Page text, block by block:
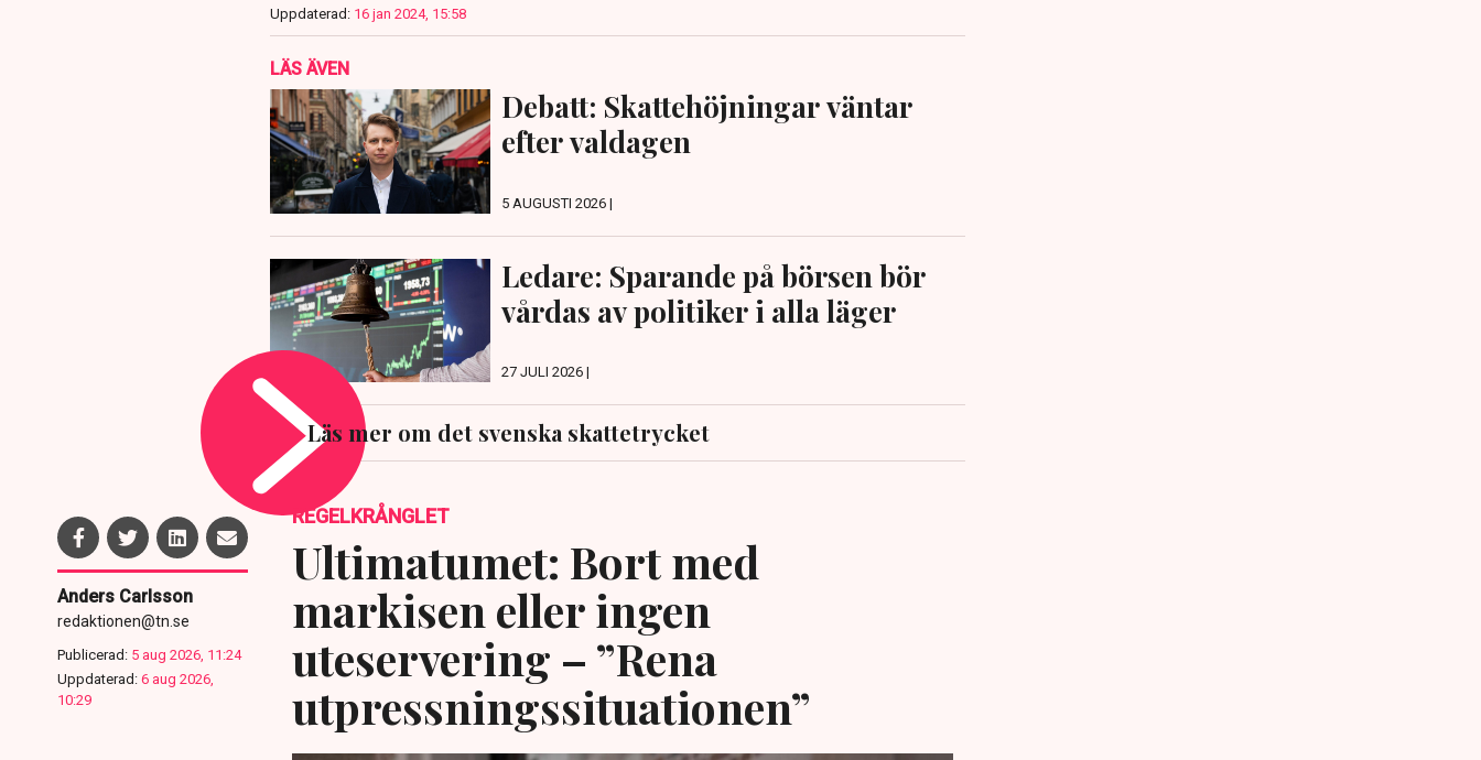
Uppdaterad: 16 jan 2024, 15:58
LÄS ÄVEN
Debatt: Skattehöjningar väntar
efter valdagen
5 AUGUSTI 2026 |
Ledare: Sparande på börsen bör
vårdas av politiker i alla läger
27 JULI 2026 |
Läs mer om det svenska skattetrycket
Anders Carlsson
redaktionen@tn.se
Publicerad: 5 aug 2026, 11:24
Uppdaterad: 6 aug 2026,
10:29
REGELKRÅNGLET
Ultimatumet: Bort med
markisen eller ingen
uteservering – ”Rena
utpressningssituationen”